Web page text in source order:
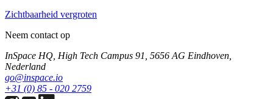
Zichtbaarheid vergroten
Neem contact op
InSpace HQ, High Tech Campus 91, 5656 AG Eindhoven,
Nederland
go@inspace.io
+31 (0) 85 - 020 2759